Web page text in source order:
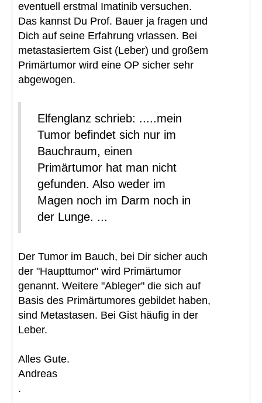
eventuell erstmal Imatinib versuchen.
Das kannst Du Prof. Bauer ja fragen und
Dich auf seine Erfahrung vrlassen. Bei
metastasiertem Gist (Leber) und großem
Primärtumor wird eine OP sicher sehr
abgewogen.
Elfenglanz schrieb: .....mein
Tumor befindet sich nur im
Bauchraum, einen
Primärtumor hat man nicht
gefunden. Also weder im
Magen noch im Darm noch in
der Lunge. ...
Der Tumor im Bauch, bei Dir sicher auch
der "Haupttumor" wird Primärtumor
genannt. Weitere "Ableger" die sich auf
Basis des Primärtumores gebildet haben,
sind Metastasen. Bei Gist häufig in der
Leber.
Alles Gute.
Andreas
.